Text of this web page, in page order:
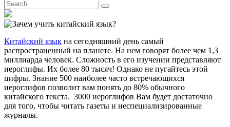
Китайский язык на сегодняшний день самый
распространенный на планете. На нем говорят более чем 1,3
миллиарда человек. Сложность в его изучении представляют
иероглифы. Их более 80 тысяч! Однако не пугайтесь этой
цифры. Знание 500 наиболее часто встречающихся
иероглифов позволит вам понять до 80% обычного
китайского текста. 3000 иероглифов Вам будет достаточно
для того, чтобы читать газеты и неспециализированные
журналы.